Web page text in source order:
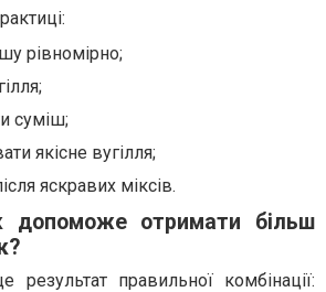
рівномірно;
суміш;
якісне вугілля;
яскравих міксів.
допоможе отримати більш
результат правильної комбінації: